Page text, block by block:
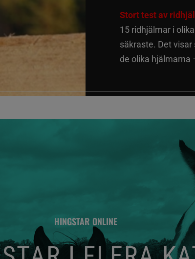
Stort test av
15 ridhjälmar i
säkraste. Det
de olika hjälmarna
HINGSTAR ONLINE